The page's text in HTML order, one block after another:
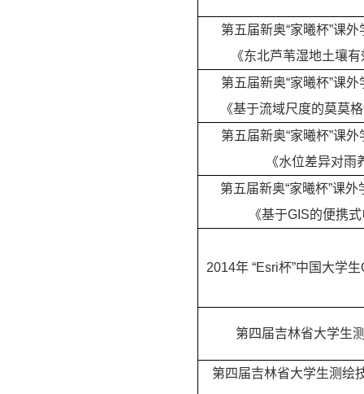
第五届新奥“家曦杯”课
《东北芦苇湿地土壤
第五届新奥“家曦杯”课
《基于流域尺度的莫莫
第五届新奥“家曦杯”课
《水位差异对
第五届新奥“家曦杯”课
《基于GIS的便携
2014年 “Esri杯”中国大学
第四届吉林省大学生
第四届吉林省大学生测绘